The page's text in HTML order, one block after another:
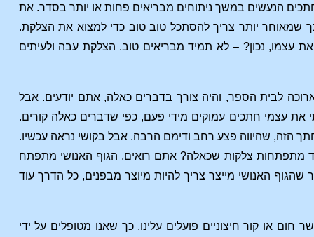
הנעשים במשך ניתוחים מבריאים פחות או יותר בסדר. את
שמאוחר יותר צריך להסתכל טוב טוב כדי למצוא את הצלקת.
נכון? – לא תמיד מבריאים טוב. הצלקת עבה ולעיתים
לבית הספר, והיה צורך בדברים כאלה, אתם יודעים. אבל
את עצמי חתכים עמוקים מידי פעם, כפי שדברים כאלה קורים.
הזה, שהיווה פצע רחב ודימם הרבה. אבל בקושי נראה עכשיו.
מתפתחות צלקות שכאלה? אתם רואים, הגוף האנושי מתפתח
האנושי מייצר צריך להיות מיוצר מבפנים, כל הדרך עוד
או קור חיצוניים פועלים עלינו, כך שאנו מטופלים על ידי